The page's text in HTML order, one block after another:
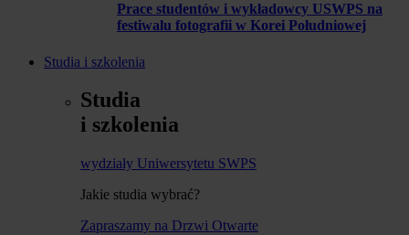
Prace studentów i wykładowcy USWPS na
festiwalu fotografii w Korei Południowej
Studia i szkolenia
Studia
i szkolenia
wydziały Uniwersytetu SWPS
Jakie studia wybrać?
Zapraszamy na Drzwi Otwarte